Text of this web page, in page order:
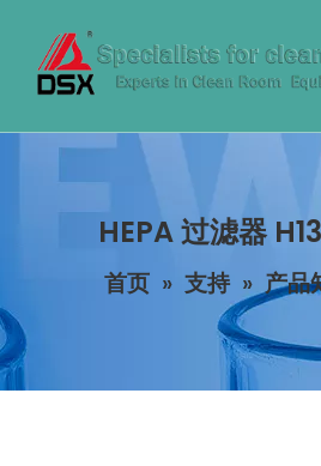
HEPA 过滤器
首页 » 支持 » 产品